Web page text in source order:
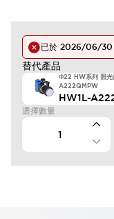
已於 2026/06/30
替代產品
Φ22 HW系列 照
A222QMPW
HW1L-
選擇數量